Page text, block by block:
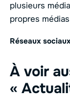
plusieurs
propres
Réseaux
À voir
«